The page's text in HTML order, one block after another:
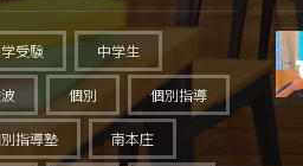
受験 中学生
個別 個別指導
指導塾 南本庄